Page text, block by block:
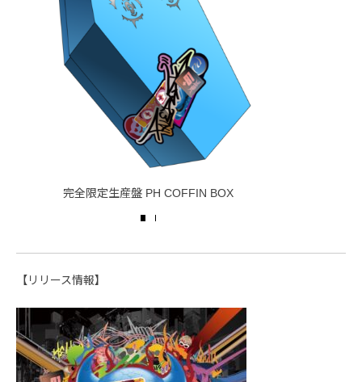
完全限定生産盤 PH COFFIN BOX
【リリース情報】